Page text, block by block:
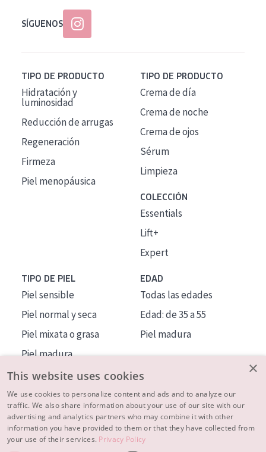
SÍGUENOS
TIPO DE PRODUCTO
Hidratación y
luminosidad
Reducción de arrugas
Regeneración
Firmeza
Piel menopáusica
TIPO DE PRODUCTO
Crema de día
Crema de noche
Crema de ojos
Sérum
Limpieza
COLECCIÓN
Essentials
Lift+
Expert
TIPO DE PIEL
Piel sensible
Piel normal y seca
Piel mixata o grasa
Piel madura
Piel expuesta al sol
Piel menopáusica
EDAD
Todas las edades
Edad: de 35 a 55
Piel madura
MÁS SOBRE NOSOTROS
INSPIRACIÓN
×
This website uses cookies
We use cookies to personalize content and ads and to analyze our
traffic. We also share information about your use of our site with our
advertising and analytics partners who may combine it with other
information you have provided to them or that they have collected from
your use of their services. Privacy Policy